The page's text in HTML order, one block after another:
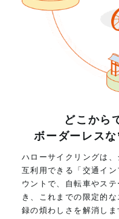
どこから
ボーダーレス
ハローサイクリングは
互利用できる「交通イ
ウントで、自転車やス
き、これまでの限定的
録の煩わしさを解消しま